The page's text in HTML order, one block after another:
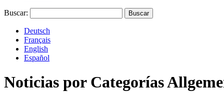
Buscar:
Deutsch
Français
English
Español
Noticias por Categorías